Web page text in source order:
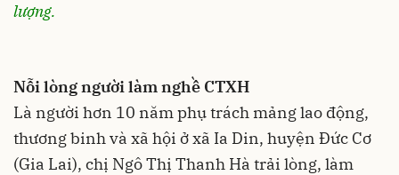
lượng.
Nỗi lòng người làm nghề CTXH
Là người hơn 10 năm phụ trách mảng lao động,
thương binh và xã hội ở xã Ia Din, huyện Đức Cơ
(Gia Lai), chị Ngô Thị Thanh Hà trải lòng, làm